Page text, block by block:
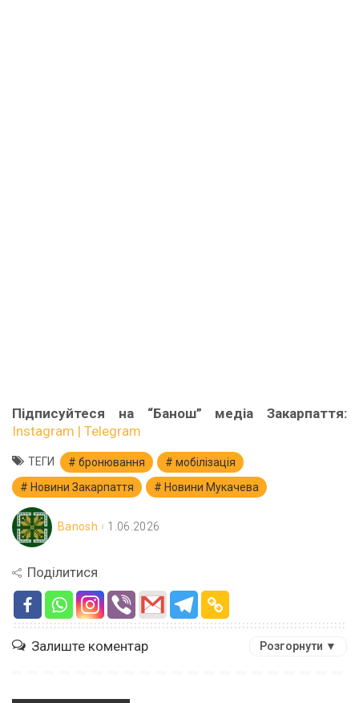
Підписуйтеся на “Банош” медіа Закарпаття:
Instagram | Telegram
ТЕГИ бронювання
мобілізація
Новини Закарпаття
Новини Мукачева
Banosh 1.06.2026
Поділитися
Залиште коментар Розгорнути ▼